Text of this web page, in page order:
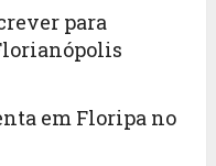
para
em Floripa no